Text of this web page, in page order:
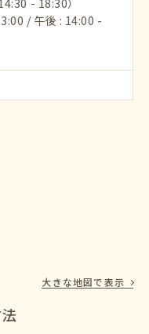
- 18:30）
/ 午後 : 14:00 -
大きな地図で表示